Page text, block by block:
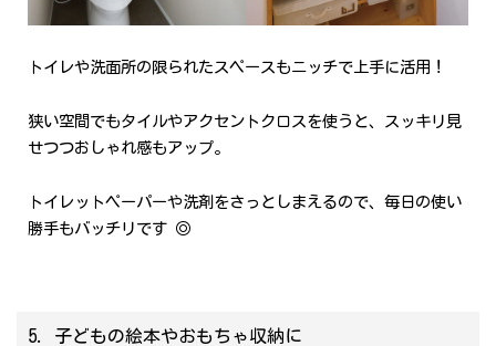
トイレや洗面所の限られたスペースもニッチで上手に活用！
狭い空間でもタイルやアクセントクロスを使うと、スッキリ見
せつつおしゃれ感もアップ。
トイレットペーパーや洗剤をさっとしまえるので、毎日の使い
勝手もバッチリです ◎
5. 子どもの絵本やおもちゃ収納に